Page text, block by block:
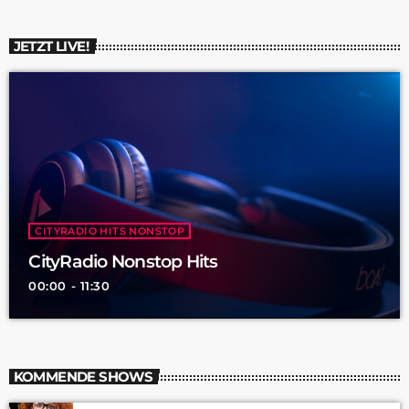
JETZT LIVE!
CITYRADIO HITS NONSTOP
CityRadio Nonstop Hits
00:00 - 11:30
KOMMENDE SHOWS